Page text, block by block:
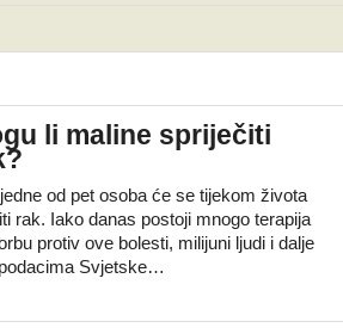
li maline spriječiti
od pet osoba će se tijekom života
rak. Iako danas postoji mnogo terapija
protiv ove bolesti, milijuni ljudi i dalje
Svjetske…